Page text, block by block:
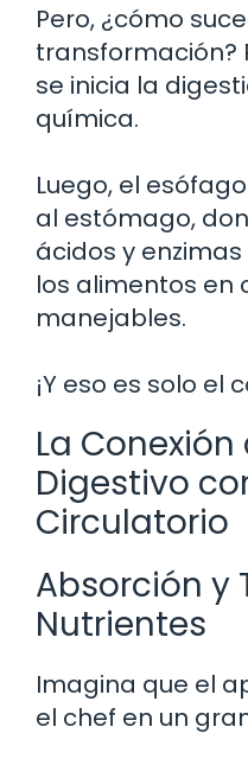
Pero, ¿cómo
transformación?
se inicia la
química.
Luego, el
al estómago,
ácidos y
los alimentos en
manejables.
¡Y eso es solo el
La
Digestivo
Circulatorio
Absorción y
Nutrientes
Imagina que el
el chef en un